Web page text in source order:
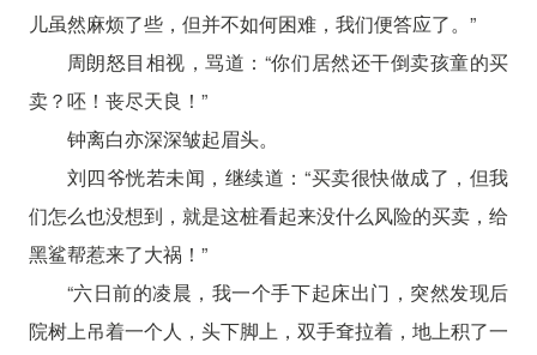
儿虽然麻烦了些，但并不如何困难，我们便答应了。”
周朗怒目相视，骂道：“你们居然还干倒卖孩童的买
卖？呸！丧尽天良！”
钟离白亦深深皱起眉头。
刘四爷恍若未闻，继续道：“买卖很快做成了，但我
们怎么也没想到，就是这桩看起来没什么风险的买卖，给
黑鲨帮惹来了大祸！”
“六日前的凌晨，我一个手下起床出门，突然发现后
院树上吊着一个人，头下脚上，双手耷拉着，地上积了一